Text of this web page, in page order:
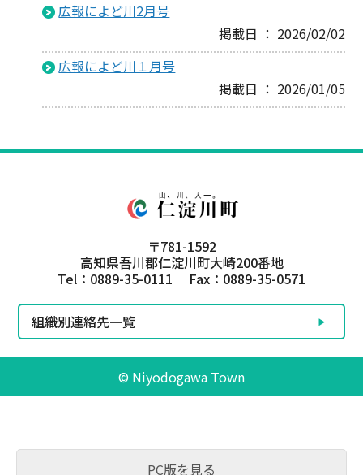
広報によど川2月号
掲載日 ： 2026/02/02
広報によど川１月号
掲載日 ： 2026/01/05
〒781-1592
高知県吾川郡仁淀川町大崎200番地
Tel：0889-35-0111 Fax：0889-35-0571
組織別連絡先一覧
© Niyodogawa Town
PC版を見る